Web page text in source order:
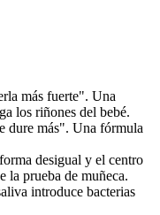
más fuerte". Una
los riñones del bebé.
dure más". Una fórmula
desigual y el centro
la prueba de muñeca.
introduce bacterias